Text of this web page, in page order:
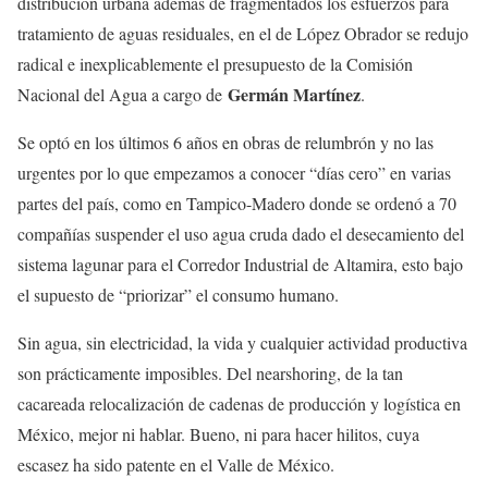
tratamiento de aguas residuales, en el de López Obrador se redujo
radical e inexplicablemente el presupuesto de la Comisión
Nacional del Agua a cargo de Germán Martínez.
Se optó en los últimos 6 años en obras de relumbrón y no las
urgentes por lo que empezamos a conocer “días cero” en varias
partes del país, como en Tampico-Madero donde se ordenó a 70
compañías suspender el uso agua cruda dado el desecamiento del
sistema lagunar para el Corredor Industrial de Altamira, esto bajo
el supuesto de “priorizar” el consumo humano.
Sin agua, sin electricidad, la vida y cualquier actividad productiva
son prácticamente imposibles. Del nearshoring, de la tan
cacareada relocalización de cadenas de producción y logística en
México, mejor ni hablar. Bueno, ni para hacer hilitos, cuya
escasez ha sido patente en el Valle de México.